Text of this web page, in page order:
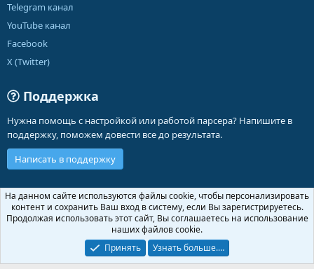
Telegram канал
YouTube канал
Facebook
X (Twitter)
Поддержка
Нужна помощь с настройкой или работой парсера? Напишите в
поддержку, поможем довести все до результата.
Написать в поддержку
Russian (RU)
Обратная связь
Условия и правила
Политика конфиденциальности
Помощь
Community platform by XenForo ® © 2010-2026 XenForo Ltd.
На данном сайте используются файлы cookie, чтобы персонализировать
контент и сохранить Ваш вход в систему, если Вы зарегистрируетесь.
Продолжая использовать этот сайт, Вы соглашаетесь на использование
наших файлов cookie.
Принять
Узнать больше.…